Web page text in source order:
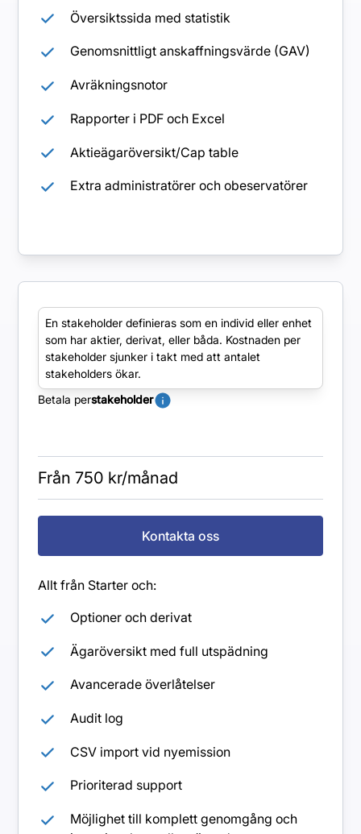
Översiktssida med statistik
Genomsnittligt anskaffningsvärde (GAV)
Avräkningsnotor
Rapporter i PDF och Excel
Aktieägaröversikt/Cap table
Extra administratörer och obeservatörer
Pro
Avancerad funktionalitet med möjlighet till
skräddarsydda tillägg och anpassningar.
En stakeholder definieras som en individ eller enhet
som har aktier, derivat, eller båda. Kostnaden per
stakeholder sjunker i takt med att antalet
stakeholders ökar.
Betala perstakeholder
Från 750 kr/månad
Kontakta oss
Allt från Starter och:
Optioner och derivat
Ägaröversikt med full utspädning
Avancerade överlåtelser
Audit log
CSV import vid nyemission
Prioriterad support
Möjlighet till komplett genomgång och